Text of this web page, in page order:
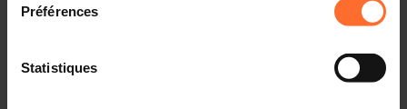
dessus.
Il est précisé que la navigation sur le site et certaines
fonctionnalités (ex : lecture de vidéos, partage sur les
Préférences
Statistiques
gouvernement